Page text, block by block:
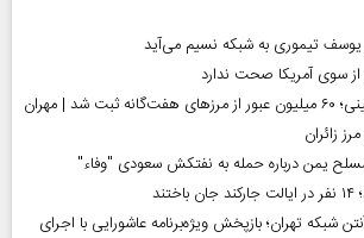
یوسف تیموری به شبکه نسیم می‌آید
از سوی آمریکا صحت ندارد
رکوردشکنی تردد اربعینی؛ ۶۰ میلیون عبور از مرزهای هفت‌گانه ثبت شد | مهران
زائران
مسلح یمن درباره حمله به نفتکش سعودی "وفاء"
شبکه تهران؛ بازپخش ویژه‌برنامه عاشورایی با اجرای